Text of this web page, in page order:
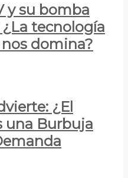
y su bomba
tecnología
domina?
¿El
una Burbuja